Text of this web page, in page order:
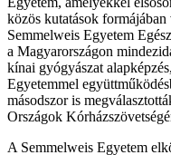
közös kutatások
Semmelweis Egyetem
a Magyarországon
kínai gyógyászat
Egyetemmel
másodszor is
Országok
A Semmelweis Egyetem